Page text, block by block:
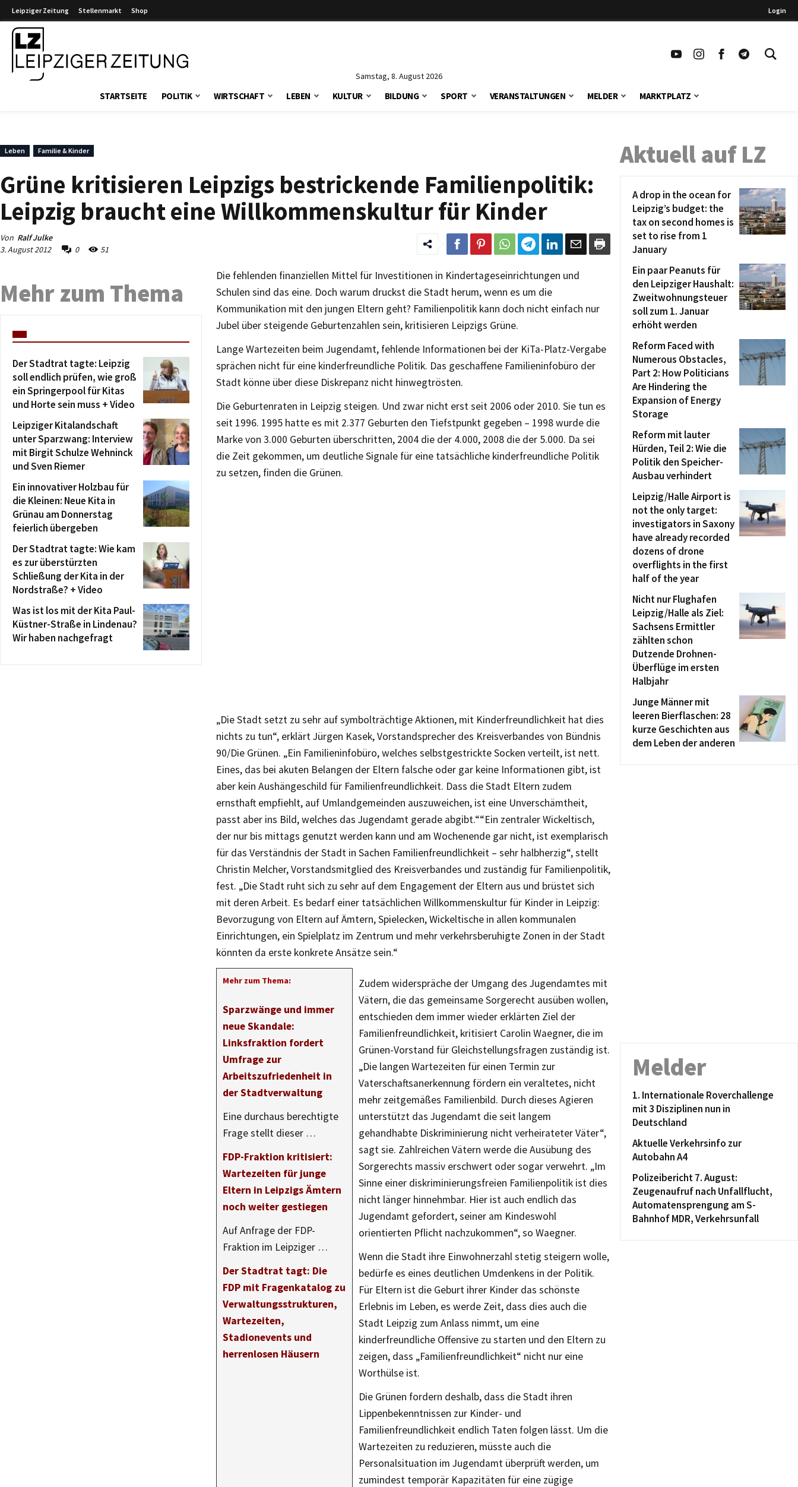
Leipziger Zeitung Stellenmarkt Shop Login
Samstag, 8. August 2026
STARTSEITE POLITIK WIRTSCHAFT LEBEN KULTUR BILDUNG SPORT VERANSTALTUNGEN MELDER MARKTPLATZ
Leben Familie & Kinder
Grüne kritisieren Leipzigs bestrickende Familienpolitik:
Leipzig braucht eine Willkommenskultur für Kinder
Von Ralf Julke
3. August 2012
0 51
Die fehlenden finanziellen Mittel für Investitionen in Kindertageseinrichtungen und
Schulen sind das eine. Doch warum druckst die Stadt herum, wenn es um die
Kommunikation mit den jungen Eltern geht? Familienpolitik kann doch nicht einfach nur
Jubel über steigende Geburtenzahlen sein, kritisieren Leipzigs Grüne.
Lange Wartezeiten beim Jugendamt, fehlende Informationen bei der KiTa-Platz-Vergabe
sprächen nicht für eine kinderfreundliche Politik. Das geschaffene Familieninfobüro der
Stadt könne über diese Diskrepanz nicht hinwegtrösten.
Die Geburtenraten in Leipzig steigen. Und zwar nicht erst seit 2006 oder 2010. Sie tun es
seit 1996. 1995 hatte es mit 2.377 Geburten den Tiefstpunkt gegeben – 1998 wurde die
Marke von 3.000 Geburten überschritten, 2004 die der 4.000, 2008 die der 5.000. Da sei
die Zeit gekommen, um deutliche Signale für eine tatsächliche kinderfreundliche Politik
zu setzen, finden die Grünen.
„Die Stadt setzt zu sehr auf symbolträchtige Aktionen, mit Kinderfreundlichkeit hat dies
nichts zu tun“, erklärt Jürgen Kasek, Vorstandsprecher des Kreisverbandes von Bündnis
90/Die Grünen. „Ein Familieninfobüro, welches selbstgestrickte Socken verteilt, ist nett.
Eines, das bei akuten Belangen der Eltern falsche oder gar keine Informationen gibt, ist
aber kein Aushängeschild für Familienfreundlichkeit. Dass die Stadt Eltern zudem
ernsthaft empfiehlt, auf Umlandgemeinden auszuweichen, ist eine Unverschämtheit,
passt aber ins Bild, welches das Jugendamt gerade abgibt.““Ein zentraler Wickeltisch,
der nur bis mittags genutzt werden kann und am Wochenende gar nicht, ist exemplarisch
für das Verständnis der Stadt in Sachen Familienfreundlichkeit – sehr halbherzig“, stellt
Christin Melcher, Vorstandsmitglied des Kreisverbandes und zuständig für Familienpolitik,
fest. „Die Stadt ruht sich zu sehr auf dem Engagement der Eltern aus und brüstet sich
mit deren Arbeit. Es bedarf einer tatsächlichen Willkommenskultur für Kinder in Leipzig:
Bevorzugung von Eltern auf Ämtern, Spielecken, Wickeltische in allen kommunalen
Einrichtungen, ein Spielplatz im Zentrum und mehr verkehrsberuhigte Zonen in der Stadt
könnten da erste konkrete Ansätze sein.“
Mehr zum Thema:
Sparzwänge und immer
neue Skandale:
Linksfraktion fordert
Umfrage zur
Arbeitszufriedenheit in
der Stadtverwaltung
Eine durchaus berechtigte
Frage stellt dieser …
FDP-Fraktion kritisiert:
Wartezeiten für junge
Eltern in Leipzigs Ämtern
noch weiter gestiegen
Auf Anfrage der FDP-
Fraktion im Leipziger …
Der Stadtrat tagt: Die
FDP mit Fragenkatalog zu
Verwaltungsstrukturen,
Wartezeiten,
Stadionevents und
herrenlosen Häusern
Zudem widerspräche der Umgang des Jugendamtes mit
Vätern, die das gemeinsame Sorgerecht ausüben wollen,
entschieden dem immer wieder erklärten Ziel der
Familienfreundlichkeit, kritisiert Carolin Waegner, die im
Grünen-Vorstand für Gleichstellungsfragen zuständig ist.
„Die langen Wartezeiten für einen Termin zur
Vaterschaftsanerkennung fördern ein veraltetes, nicht
mehr zeitgemäßes Familienbild. Durch dieses Agieren
unterstützt das Jugendamt die seit langem
gehandhabte Diskriminierung nicht verheirateter Väter“,
sagt sie. Zahlreichen Vätern werde die Ausübung des
Sorgerechts massiv erschwert oder sogar verwehrt. „Im
Sinne einer diskriminierungsfreien Familienpolitik ist dies
nicht länger hinnehmbar. Hier ist auch endlich das
Jugendamt gefordert, seiner am Kindeswohl
orientierten Pflicht nachzukommen“, so Waegner.
Wenn die Stadt ihre Einwohnerzahl stetig steigern wolle,
bedürfe es eines deutlichen Umdenkens in der Politik.
Für Eltern ist die Geburt ihrer Kinder das schönste
Erlebnis im Leben, es werde Zeit, dass dies auch die
Stadt Leipzig zum Anlass nimmt, um eine
kinderfreundliche Offensive zu starten und den Eltern zu
zeigen, dass „Familienfreundlichkeit“ nicht nur eine
Worthülse ist.
Die Grünen fordern deshalb, dass die Stadt ihren
Lippenbekenntnissen zur Kinder- und
Familienfreundlichkeit endlich Taten folgen lässt. Um die
Wartezeiten zu reduzieren, müsste auch die
Personalsituation im Jugendamt überprüft werden, um
zumindest temporär Kapazitäten für eine zügige
Mehr zum Thema
Der Stadtrat tagte: Leipzig
soll endlich prüfen, wie groß
ein Springerpool für Kitas
und Horte sein muss + Video
Leipziger Kitalandschaft
unter Sparzwang: Interview
mit Birgit Schulze Wehninck
und Sven Riemer
Ein innovativer Holzbau für
die Kleinen: Neue Kita in
Grünau am Donnerstag
feierlich übergeben
Der Stadtrat tagte: Wie kam
es zur überstürzten
Schließung der Kita in der
Nordstraße? + Video
Was ist los mit der Kita Paul-
Küstner-Straße in Lindenau?
Wir haben nachgefragt
Aktuell auf LZ
A drop in the ocean for
Leipzig’s budget: the
tax on second homes is
set to rise from 1
January
Ein paar Peanuts für
den Leipziger Haushalt:
Zweitwohnungsteuer
soll zum 1. Januar
erhöht werden
Reform Faced with
Numerous Obstacles,
Part 2: How Politicians
Are Hindering the
Expansion of Energy
Storage
Reform mit lauter
Hürden, Teil 2: Wie die
Politik den Speicher-
Ausbau verhindert
Leipzig/Halle Airport is
not the only target:
investigators in Saxony
have already recorded
dozens of drone
overflights in the first
half of the year
Nicht nur Flughafen
Leipzig/Halle als Ziel:
Sachsens Ermittler
zählten schon
Dutzende Drohnen-
Überflüge im ersten
Halbjahr
Junge Männer mit
leeren Bierflaschen: 28
kurze Geschichten aus
dem Leben der anderen
Melder
1. Internationale Roverchallenge
mit 3 Disziplinen nun in
Deutschland
Aktuelle Verkehrsinfo zur
Autobahn A4
Polizeibericht 7. August:
Zeugenaufruf nach Unfallflucht,
Automatensprengung am S-
Bahnhof MDR, Verkehrsunfall